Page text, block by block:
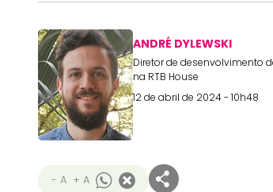
ANDRÉ DYLEWSKI
Diretor de desenvolvimento
na RTB House
12 de abril de 2024 - 10h48
- A + A